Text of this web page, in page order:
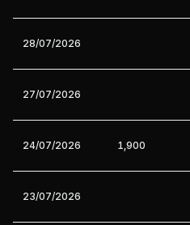
28/07/2026
27/07/2026
24/07/2026 1,900
23/07/2026